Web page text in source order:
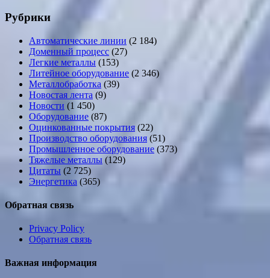
Рубрики
Автоматические линии (2 184)
Доменный процесс (27)
Легкие металлы (153)
Литейное оборудование (2 346)
Металлобработка (39)
Новостая лента (9)
Новости (1 450)
Оборудование (87)
Оцинкованные покрытия (22)
Производство оборудования (51)
Промышленное оборудование (373)
Тяжелые металлы (129)
Цитаты (2 725)
Энергетика (365)
Обратная связь
Privacy Policy
Обратная связь
Важная информация